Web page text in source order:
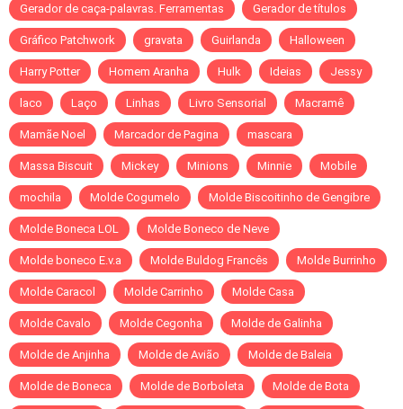
Gerador de caça-palavras. Ferramentas Gerador de títulos
Gráfico Patchwork gravata Guirlanda Halloween
Harry Potter Homem Aranha Hulk Ideias Jessy
laco Laço Linhas Livro Sensorial Macramê
Mamãe Noel Marcador de Pagina mascara
Massa Biscuit Mickey Minions Minnie Mobile
mochila Molde Cogumelo Molde Biscoitinho de Gengibre
Molde Boneca LOL Molde Boneco de Neve
Molde boneco E.v.a Molde Buldog Francês Molde Burrinho
Molde Caracol Molde Carrinho Molde Casa
Molde Cavalo Molde Cegonha Molde de Galinha
Molde de Anjinha Molde de Avião Molde de Baleia
Molde de Boneca Molde de Borboleta Molde de Bota